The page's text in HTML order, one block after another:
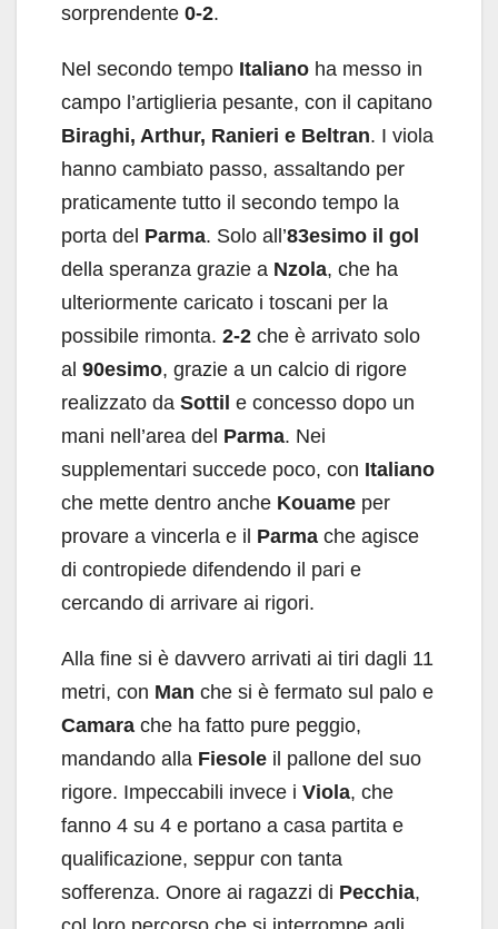
sorprendente 0-2.
Nel secondo tempo Italiano ha messo in
campo l’artiglieria pesante, con il capitano
Biraghi, Arthur, Ranieri e Beltran. I viola
hanno cambiato passo, assaltando per
praticamente tutto il secondo tempo la
porta del Parma. Solo all’83esimo il gol
della speranza grazie a Nzola, che ha
ulteriormente caricato i toscani per la
possibile rimonta. 2-2 che è arrivato solo
al 90esimo, grazie a un calcio di rigore
realizzato da Sottil e concesso dopo un
mani nell’area del Parma. Nei
supplementari succede poco, con Italiano
che mette dentro anche Kouame per
provare a vincerla e il Parma che agisce
di contropiede difendendo il pari e
cercando di arrivare ai rigori.
Alla fine si è davvero arrivati ai tiri dagli 11
metri, con Man che si è fermato sul palo e
Camara che ha fatto pure peggio,
mandando alla Fiesole il pallone del suo
rigore. Impeccabili invece i Viola, che
fanno 4 su 4 e portano a casa partita e
qualificazione, seppur con tanta
sofferenza. Onore ai ragazzi di Pecchia,